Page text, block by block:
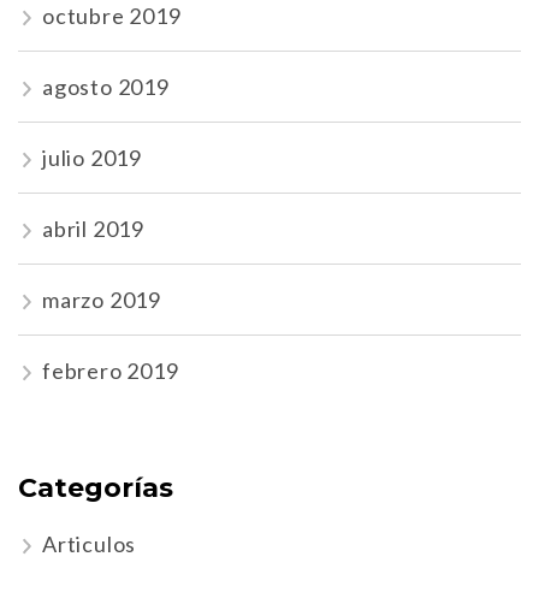
octubre 2019
agosto 2019
julio 2019
abril 2019
marzo 2019
febrero 2019
Categorías
Articulos